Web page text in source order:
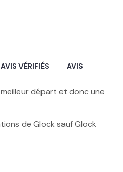
AVIS VÉRIFIÉS AVIS
départ et donc une
de Glock sauf Glock